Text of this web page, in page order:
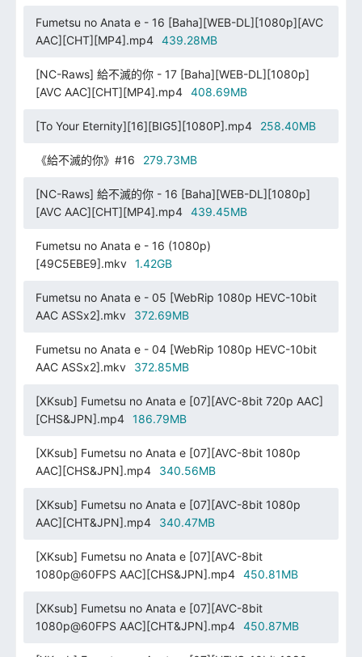
Fumetsu no Anata e - 16 [Baha][WEB-DL][1080p][AVC
AAC][CHT][MP4].mp4
439.28MB
[NC-Raws] 給不滅的你 - 17 [Baha][WEB-DL][1080p]
[AVC AAC][CHT][MP4].mp4
408.69MB
[To Your Eternity][16][BIG5][1080P].mp4 258.40MB
《給不滅的你》#16 279.73MB
[NC-Raws] 給不滅的你 - 16 [Baha][WEB-DL][1080p]
[AVC AAC][CHT][MP4].mp4
439.45MB
Fumetsu no Anata e - 16 (1080p)
[49C5EBE9].mkv
1.42GB
Fumetsu no Anata e - 05 [WebRip 1080p HEVC-10bit
AAC ASSx2].mkv
372.69MB
Fumetsu no Anata e - 04 [WebRip 1080p HEVC-10bit
AAC ASSx2].mkv
372.85MB
[XKsub] Fumetsu no Anata e [07][AVC-8bit 720p AAC]
[CHS&JPN].mp4
186.79MB
[XKsub] Fumetsu no Anata e [07][AVC-8bit 1080p
AAC][CHS&JPN].mp4
340.56MB
[XKsub] Fumetsu no Anata e [07][AVC-8bit 1080p
AAC][CHT&JPN].mp4
340.47MB
[XKsub] Fumetsu no Anata e [07][AVC-8bit
1080p@60FPS AAC][CHS&JPN].mp4
450.81MB
[XKsub] Fumetsu no Anata e [07][AVC-8bit
1080p@60FPS AAC][CHT&JPN].mp4
450.87MB